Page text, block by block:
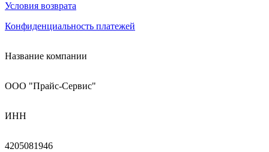
Условия возврата
Конфиденциальность платежей
Название компании
ООО "Прайс-Сервис"
ИНН
4205081946